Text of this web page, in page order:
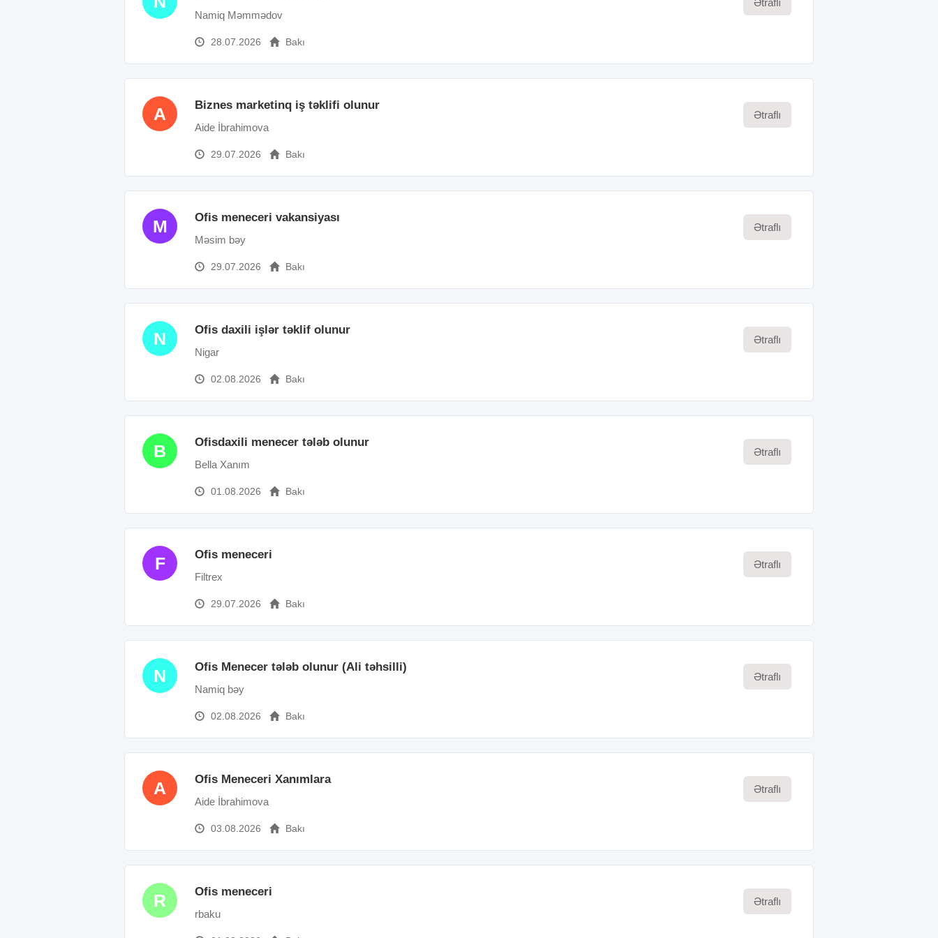
Namiq Məmmədov
28.07.2026 Bakı
Ətraflı
A Biznes marketinq iş təklifi olunur
Aide İbrahimova
29.07.2026 Bakı
Ətraflı
M Ofis meneceri vakansiyası
Məsim bəy
29.07.2026 Bakı
Ətraflı
N Ofis daxili işlər təklif olunur
Nigar
02.08.2026 Bakı
Ətraflı
B Ofisdaxili menecer tələb olunur
Bella Xanım
01.08.2026 Bakı
Ətraflı
F Ofis meneceri
Filtrex
29.07.2026 Bakı
Ətraflı
N Ofis Menecer tələb olunur (Ali təhsilli)
Namiq bəy
02.08.2026 Bakı
Ətraflı
A Ofis Meneceri Xanımlara
Aide İbrahimova
03.08.2026 Bakı
Ətraflı
R Ofis meneceri
rbaku
Ətraflı